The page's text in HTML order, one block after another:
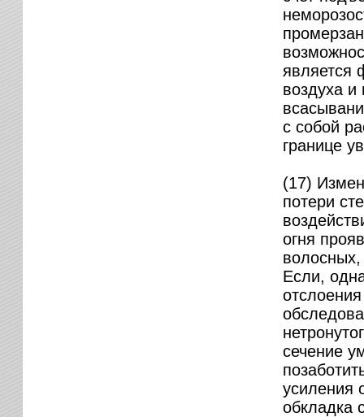
является
воздуха и
с собой
границе
(17)
потери
огня
Если,
сечение
усиления
обкладка